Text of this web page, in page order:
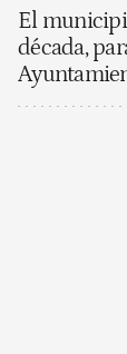
El
década,